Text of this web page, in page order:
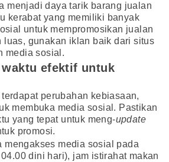
menjadi daya tarik barang jualan
kerabat yang memiliki banyak
untuk mempromosikan jualan
luas, gunakan iklan baik dari situs
media sosial.
efektif untuk
perubahan kebiasaan,
membuka media sosial. Pastikan
yang tepat untuk meng-update
promosi.
mengakses media sosial pada
dini hari), jam istirahat makan